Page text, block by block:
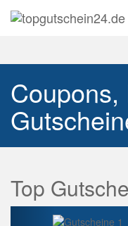
Coupons,
Top
Vorherige